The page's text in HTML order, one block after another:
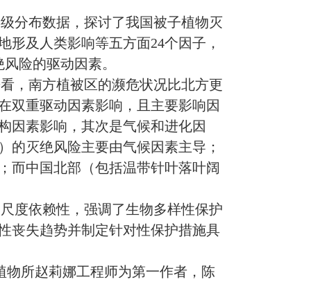
分布数据，探讨了我国被子植物灭
及人类影响等五方面24个因子，
险的驱动因素。
，南方植被区的濒危状况比北方更
双重驱动因素影响，且主要影响因
因素影响，其次是气候和进化因
的灭绝风险主要由气候因素主导；
而中国北部（包括温带针叶落叶阔
度依赖性，强调了生物多样性保护
丧失趋势并制定针对性保护措施具
物所赵莉娜工程师为第一作者，陈